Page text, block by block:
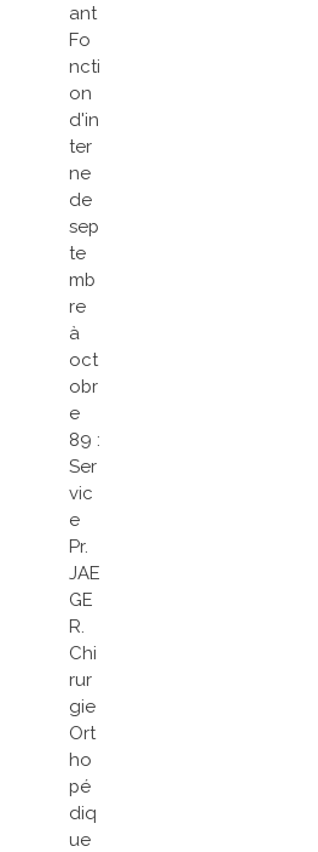
ant
Fo
ncti
on
d'in
ter
ne
de
sep
te
mb
re
à
oct
obr
e
89 :
Ser
vic
e
Pr.
JAE
GE
R.
Chi
rur
gie
Ort
ho
pé
diq
ue